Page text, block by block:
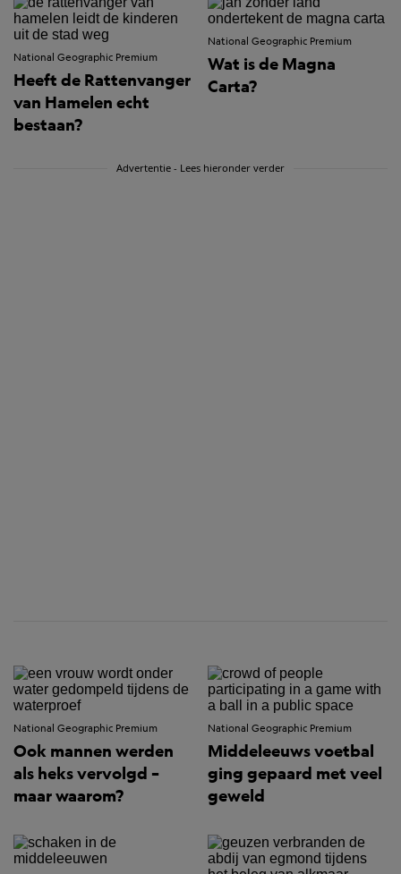
National Geographic Premium
Heeft de Rattenvanger
van Hamelen echt
bestaan?
National Geographic Premium
Wat is de Magna
Carta?
Advertentie - Lees hieronder verder
National Geographic Premium
Ook mannen werden
als heks vervolgd –
maar waarom?
National Geographic Premium
Middeleeuws voetbal
ging gepaard met veel
geweld